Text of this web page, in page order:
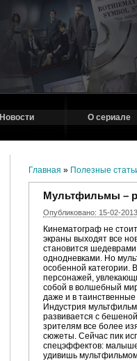
Новости О сериале
Главная » Полезные
Мультфильмы –
Опубликовано: 15-02-
Кинематограф не
экраны выходят все
становится
однодневками. Но
особенной категории.
персонажей,
собой в волшебный
даже и в
Индустрия
развивается с
зрителям все более
сюжеты. Сейчас пик
спецэффектов:
удивишь